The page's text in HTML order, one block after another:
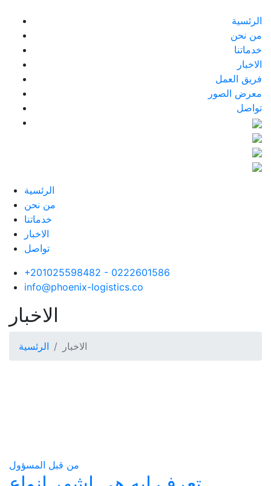
الرئسية
من نحن
خدماتنا
الاخبار
فريق العمل
معرض الصور
تواصل
الرئسية
من نحن
خدماتنا
الاخبار
تواصل
+201025598482 - 0222601586
info@phoenix-logistics.co
الاخبار
الرئسية الاخبار
من قبل المسؤول